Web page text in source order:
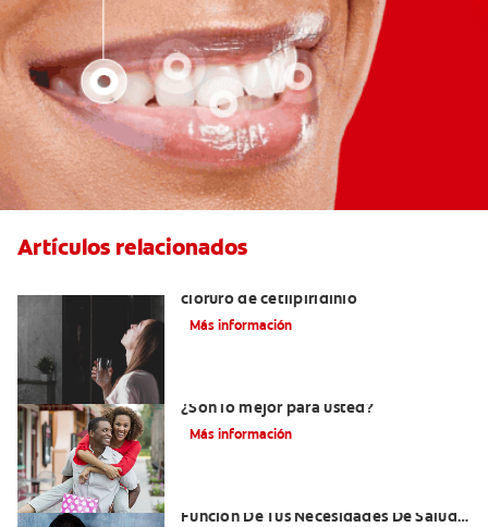
Artículos relacionados
cloruro de cetilpiridinio
Más información
¿Son lo mejor para usted?
Más información
Función De Tus Necesidades De Salud